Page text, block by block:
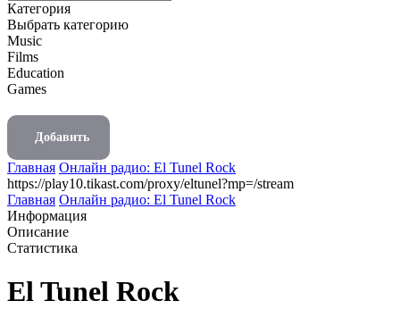
Категория
Выбрать категорию
Music
Films
Education
Games
Добавить
Главная Онлайн радио: El Tunel Rock
https://play10.tikast.com/proxy/eltunel?mp=/stream
Главная Онлайн радио: El Tunel Rock
Информация
Описание
Статистика
El Tunel Rock